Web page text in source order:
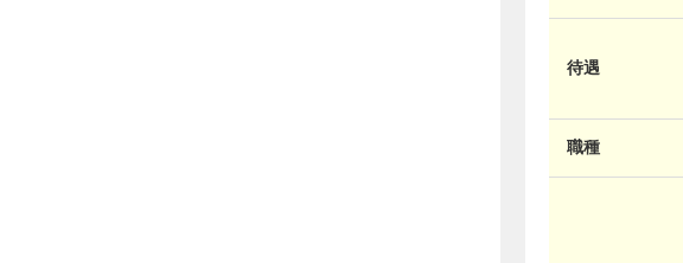
待遇
職種